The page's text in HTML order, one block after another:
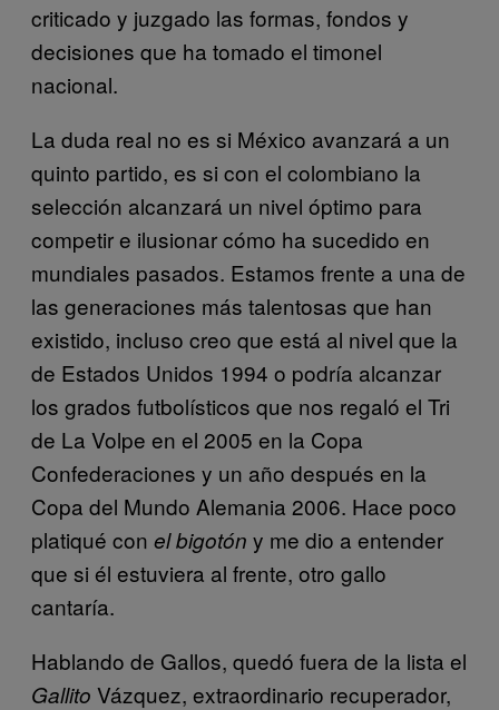
criticado y juzgado las formas, fondos y
decisiones que ha tomado el timonel
nacional.
La duda real no es si México avanzará a un
quinto partido, es si con el colombiano la
selección alcanzará un nivel óptimo para
competir e ilusionar cómo ha sucedido en
mundiales pasados. Estamos frente a una de
las generaciones más talentosas que han
existido, incluso creo que está al nivel que la
de Estados Unidos 1994 o podría alcanzar
los grados futbolísticos que nos regaló el Tri
de La Volpe en el 2005 en la Copa
Confederaciones y un año después en la
Copa del Mundo Alemania 2006. Hace poco
platiqué con el bigotón y me dio a entender
que si él estuviera al frente, otro gallo
cantaría.
Hablando de Gallos, quedó fuera de la lista el
Gallito Vázquez, extraordinario recuperador,